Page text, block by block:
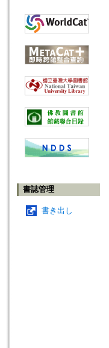
書誌管理
書き出し